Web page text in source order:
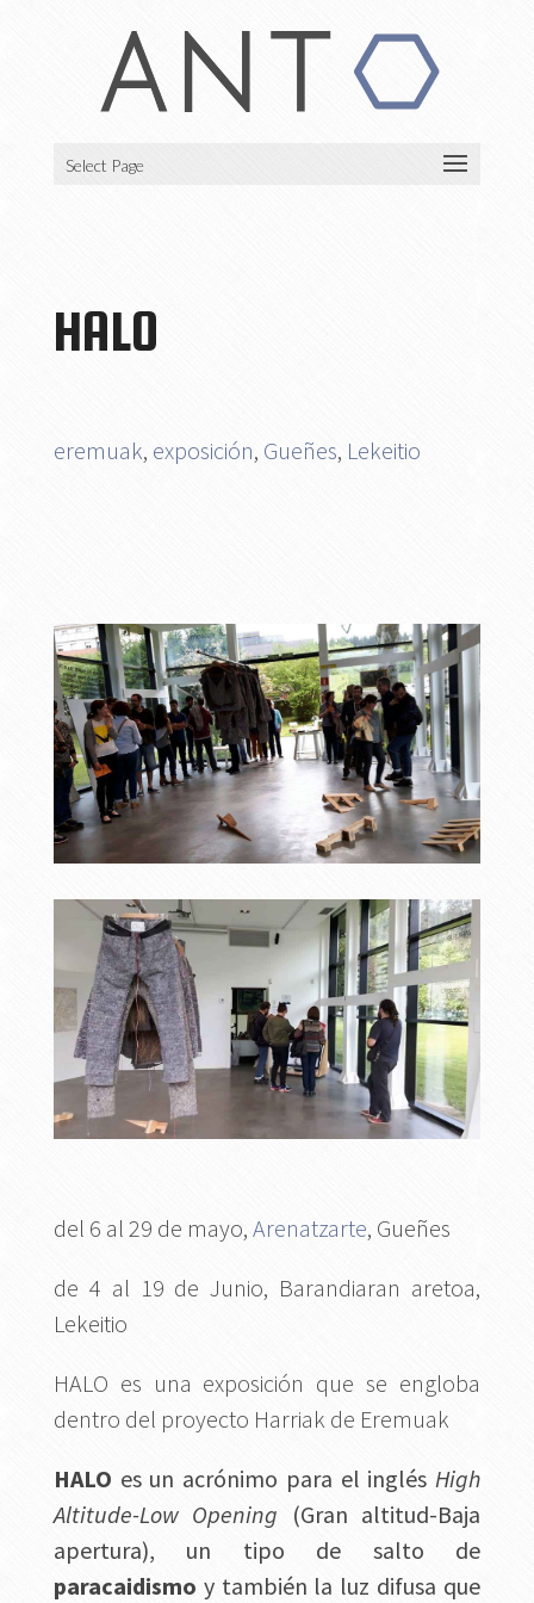
Select Page
HALO
eremuak, exposición, Gueñes, Lekeitio
del 6 al 29 de mayo, Arenatzarte, Gueñes
de 4 al 19 de Junio, Barandiaran aretoa,
Lekeitio
HALO es una exposición que se engloba
dentro del proyecto Harriak de Eremuak
HALO es un acrónimo para el inglésHigh
Altitude-Low Opening (Gran altitud-Baja
apertura), un tipo de salto de
paracaidismo y también la luz difusa que